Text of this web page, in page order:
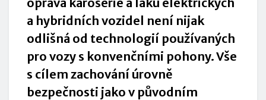
a hybridních vozidel není nijak
odlišná od technologií používaných
pro vozy s konvenčními pohony. Vše
s cílem zachování úrovně
bezpečnosti jako v původním